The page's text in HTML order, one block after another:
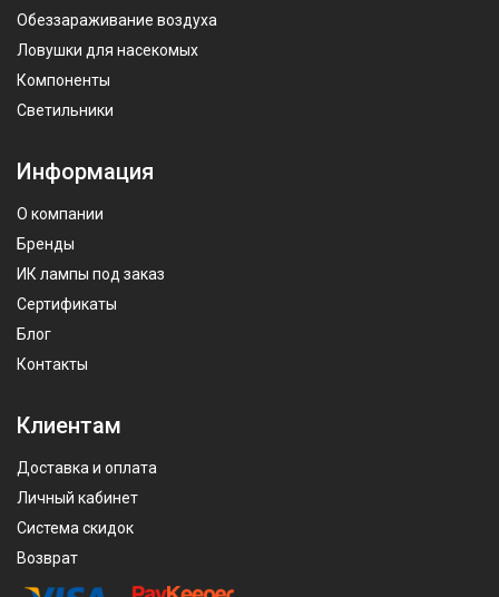
Обеззараживание воздуха
Ловушки для насекомых
Компоненты
Светильники
Информация
О компании
Бренды
ИК лампы под заказ
Сертификаты
Блог
Контакты
Клиентам
Доставка и оплата
Личный кабинет
Система скидок
Возврат